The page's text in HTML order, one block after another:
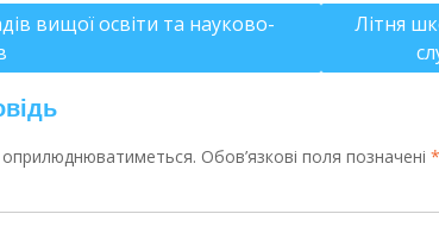
вищої освіти та науково-
Літня
Обов’язкові поля позначені *